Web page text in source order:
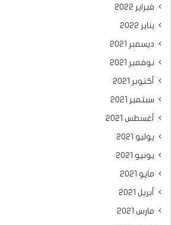
فبراير 2022
يناير 2022
ديسمبر 2021
نوفمبر 2021
أكتوبر 2021
سبتمبر 2021
أغسطس 2021
يوليو 2021
يونيو 2021
مايو 2021
أبريل 2021
مارس 2021